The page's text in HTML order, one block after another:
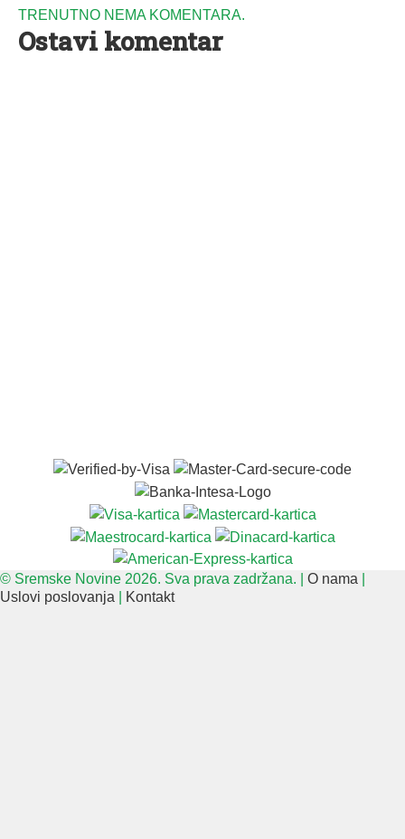
TRENUTNO NEMA KOMENTARA.
Ostavi komentar
© Sremske Novine 2026. Sva prava zadržana. | O nama
Uslovi poslovanja
Kontakt